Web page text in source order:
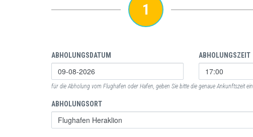
1
ABHOLUNGSDATUM ABHOLUNGSZEIT
für die Abholung vom Flughafen oder Hafen, geben Sie bitte die genaue Ankunftszeit ein
ABHOLUNGSORT